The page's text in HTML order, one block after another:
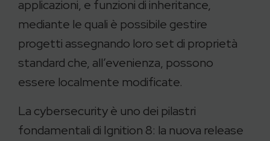
applicazioni, e funzioni di inheritance,
mediante le quali è possibile gestire
progetti assegnando loro set di proprietà
standard che, all’evenienza, possono
essere localmente modificate.
La cybersecurity è uno dei pilastri
fondamentali di Ignition 8: la nuova release